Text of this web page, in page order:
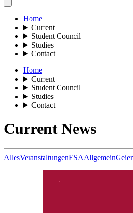
Home
Current
Student Council
Studies
Contact
Home
Current
Student Council
Studies
Contact
Current News
AllesVeranstaltungenESAAllgemeinGeier